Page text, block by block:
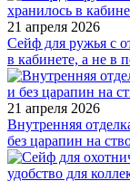
21 апреля 2026
Сейф для ружья с
в кабинете, а не в
21 апреля 2026
Внутренняя
без царапин на